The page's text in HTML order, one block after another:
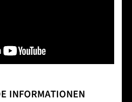
INFORMATIONEN